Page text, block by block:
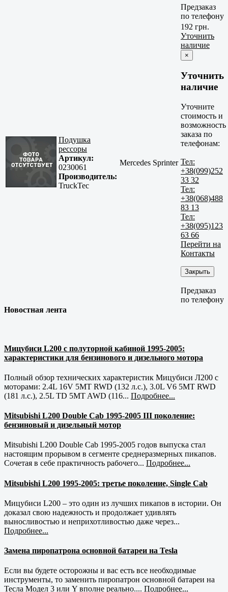
Предзаказ
по телефону
Подушка
рессоры
Артикул:
0230061
Производитель:
TruckTec
Mercedes Sprinter
192 грн.
Уточнить
наличие
×
Уточнить
наличие
Уточните
стоимость и
возможность
заказа по
телефонам:
Тел:
+38(099)252
33 32
Тел:
+38(068)488
83 13
Тел:
+38(095)123
63 66
Перейти на
Контакты
Закрыть
Предзаказ
по телефону
Новостная лента
Мицубиси L200 с полуторной кабиной 1995-2005:
характеристики для бензинового и дизельного мотора
Полный обзор технических характеристик Мицубиси Л200 с
моторами: 2.4L 16V 5MT RWD (132 л.с.), 3.0L V6 5MT RWD
(181 л.с.), 2.5L TD 5MT AWD (116... Подробнее...
Mitsubishi L200 Double Cab 1995-2005 III поколение:
бензиновый и дизельный мотор
Mitsubishi L200 Double Cab 1995-2005 годов выпуска стал
настоящим прорывом в сегменте среднеразмерных пикапов.
Сочетая в себе практичность рабочего... Подробнее...
Mitsubishi L200 1995-2005: третье поколение, Single Cab
Мицубиси L200 – это один из лучших пикапов в истории. Он
доказал свою надежность и продолжает удивлять
выносливостью и неприхотливостью даже через...
Подробнее...
Замена пиропатрона основной батареи на Tesla
Если вы будете осторожны и вас есть все необходимые
инструменты, то заменить пиропатрон основной батареи на
Тесла Модел 3 или Y вполне реально.... Подробнее...